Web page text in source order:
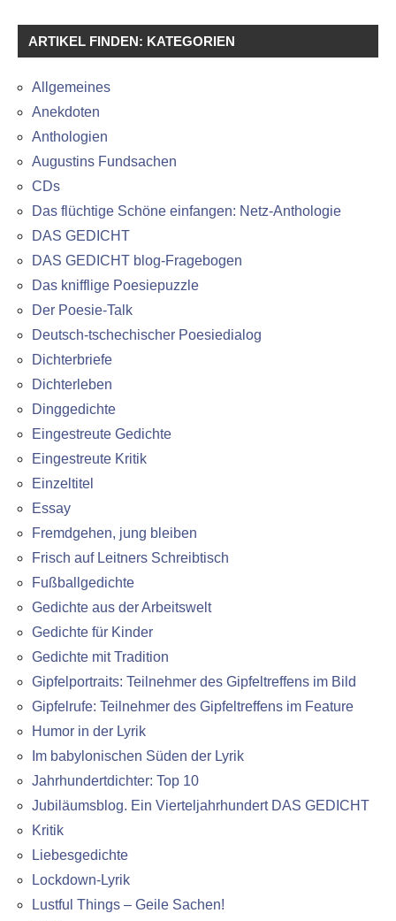
ARTIKEL FINDEN: KATEGORIEN
Allgemeines
Anekdoten
Anthologien
Augustins Fundsachen
CDs
Das flüchtige Schöne einfangen: Netz-Anthologie
DAS GEDICHT
DAS GEDICHT blog-Fragebogen
Das knifflige Poesiepuzzle
Der Poesie-Talk
Deutsch-tschechischer Poesiedialog
Dichterbriefe
Dichterleben
Dinggedichte
Eingestreute Gedichte
Eingestreute Kritik
Einzeltitel
Essay
Fremdgehen, jung bleiben
Frisch auf Leitners Schreibtisch
Fußballgedichte
Gedichte aus der Arbeitswelt
Gedichte für Kinder
Gedichte mit Tradition
Gipfelportraits: Teilnehmer des Gipfeltreffens im Bild
Gipfelrufe: Teilnehmer des Gipfeltreffens im Feature
Humor in der Lyrik
Im babylonischen Süden der Lyrik
Jahrhundertdichter: Top 10
Jubiläumsblog. Ein Vierteljahrhundert DAS GEDICHT
Kritik
Liebesgedichte
Lockdown-Lyrik
Lustful Things – Geile Sachen!